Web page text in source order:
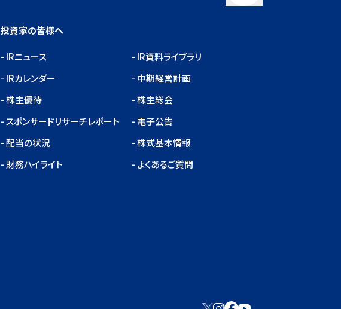
投資家の皆様へ
IRニュース
IR資料ライブラリ
IRカレンダー
中期経営計画
株主優待
株主総会
スポンサードリサーチレポート
電子公告
配当の状況
株式基本情報
財務ハイライト
よくあるご質問